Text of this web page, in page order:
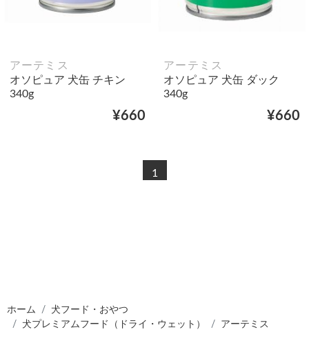
アーテミス
オソピュア 犬缶 チキン
340g
¥660
アーテミス
オソピュア 犬缶 ダック
340g
¥660
1
ホーム
犬フード・おやつ
犬プレミアムフード（ドライ・ウェット）
アーテミス